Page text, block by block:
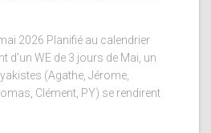
2026 Planifié au calendrier
d’un WE de 3 jours de Mai, un
(Agathe, Jérome,
Clément, PY) se rendirent